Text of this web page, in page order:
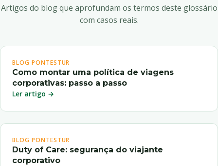
Artigos do blog que aprofundam os termos deste glossário
com casos reais.
BLOG PONTESTUR
Como montar uma política de viagens
corporativas: passo a passo
Ler artigo →
BLOG PONTESTUR
Duty of Care: segurança do viajante
corporativo